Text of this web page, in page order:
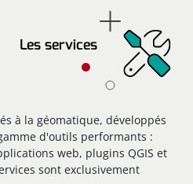
Les services
à la géomatique, développés
d'outils performants :
web, plugins QGIS et
sont exclusivement